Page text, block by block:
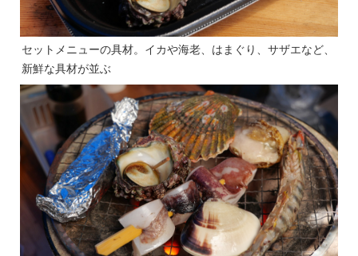
セットメニューの具材。イカや海老、はまぐり、サザエなど、
新鮮な具材が並ぶ